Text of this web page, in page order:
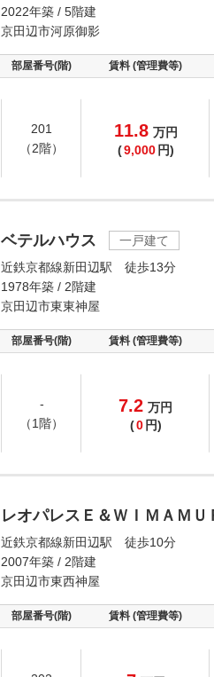
2022年築 / 5階建
京田辺市河原御影
部屋番号(階) 賃料 (管理費等)
201
（2階）
11.8 万円
(9,000 円)
ベテルハウス
一戸建て
近鉄京都線新田辺駅 徒歩13分
1978年築 / 2階建
京田辺市東東神屋
部屋番号(階) 賃料 (管理費等)
-
（1階）
7.2 万円
(0 円)
レオパレスＥ＆ＷＩＭＡＭＵ
近鉄京都線新田辺駅 徒歩10分
2007年築 / 2階建
京田辺市東西神屋
部屋番号(階) 賃料 (管理費等)